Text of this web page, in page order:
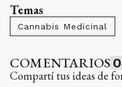
Temas
Cannabis Medicinal
COMENTARIOS 0
Compartí tus ideas de